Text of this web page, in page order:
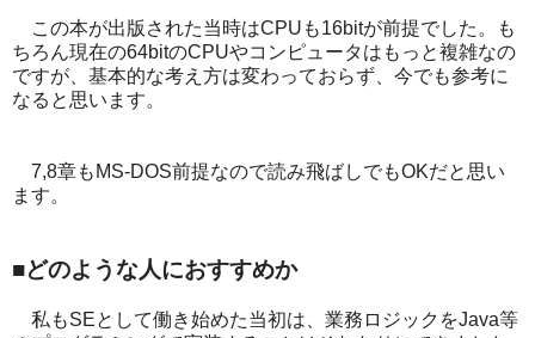
この本が出版された当時はCPUも16bitが前提でした。も
ちろん現在の64bitのCPUやコンピュータはもっと複雑なの
ですが、基本的な考え方は変わっておらず、今でも参考に
なると思います。
7,8章もMS-DOS前提なので読み飛ばしでもOKだと思い
ます。
■どのような人におすすめか
私もSEとして働き始めた当初は、業務ロジックをJava等